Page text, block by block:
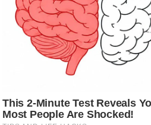
चा
य
क्षा
ध